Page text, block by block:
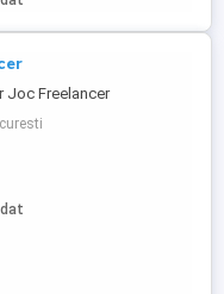
Joc Freelancer